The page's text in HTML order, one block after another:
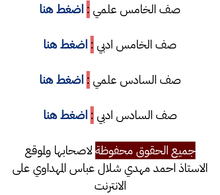
صف الخامس علمي : اضغط هنا
صف الخامس ادبي : اضغط هنا
صف السادس علمي : اضغط هنا
صف السادس ادبي : اضغط هنا
جميع الحقوق محفوظةلاصحابها ولموقع
الاستاذ احمد مهدي شلال عباس المهداوي على
الانترنت